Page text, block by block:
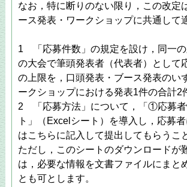
なお，特に断りのない限り，この改定
ース発表・ワークショップに共通して
1 「応募件数」の規定を設け，同一
の大会で筆頭発表者（代表者）として
の上限を，口頭発表・ブース発表のい
ークショップにおける発表1件の合計2
2 「応募方法」について，「①応募者
ト」（Excelシート）を導入し，応募
はこちらに記入して提出してもらうこ
ただし，このシートのダウンロードが
は，必要な情報を文書ファイルにまと
とも可とします。